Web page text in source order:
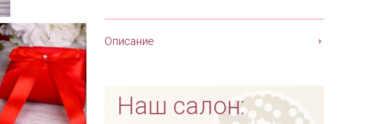
Описание
Наш салон: